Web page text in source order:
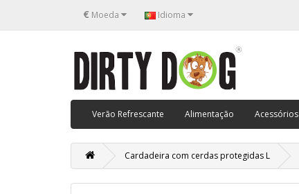
€ Moeda Idioma
Verão Refrescante Alimentação Acessórios
Cardadeira com cerdas protegidas L